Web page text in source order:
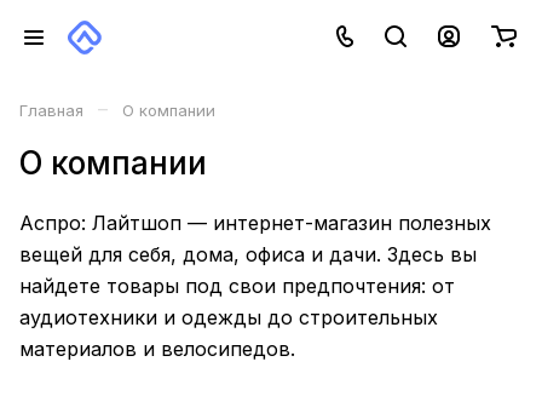
Главная – О компании
О компании
Аспро: Лайтшоп — интернет-магазин полезных
вещей для себя, дома, офиса и дачи. Здесь вы
найдете товары под свои предпочтения: от
аудиотехники и одежды до строительных
материалов и велосипедов.